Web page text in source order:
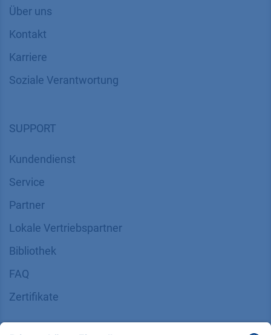
Über uns
Kontakt
Karriere
Soziale Verantwortung
SUPPORT
Kundendienst
Service
Partner
Lokale Vertriebspartner
Bibliothek
FAQ
Zertifikate